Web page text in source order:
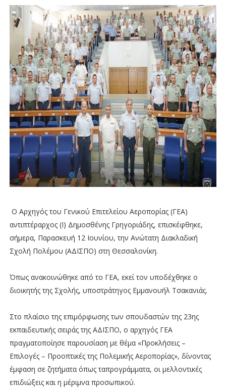
Ο Αρχηγός του Γενικού Επιτελείου Αεροπορίας (ΓΕΑ)
αντιπτέραρχος (Ι) Δημοσθένης Γρηγοριάδης, επισκέφθηκε,
σήμερα, Παρασκευή 12 Ιουνίου, την Ανώτατη Διακλαδική
Σχολή Πολέμου (ΑΔΙΣΠΟ) στη Θεσσαλονίκη.
Όπως ανακοινώθηκε από το ΓΕΑ, εκεί τον υποδέχθηκε ο
διοικητής της Σχολής, υποστράτηγος Εμμανουήλ Τσακανιάς.
Στο πλαίσιο της επιμόρφωσης των σπουδαστών της 23ης
εκπαιδευτικής σειράς της ΑΔΙΣΠΟ, ο αρχηγός ΓΕΑ
πραγματοποίησε παρουσίαση με θέμα «Προκλήσεις –
Επιλογές – Προοπτικές της Πολεμικής Αεροπορίας», δίνοντας
έμφαση σε ζητήματα όπως ταπρογράμματα, οι μελλοντικές
επιδιώξεις και η μέριμνα προσωπικού.